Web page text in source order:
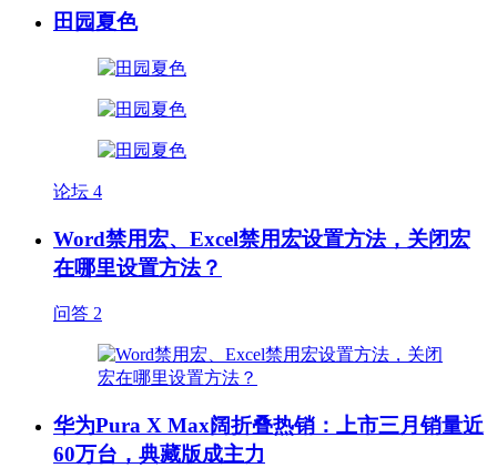
田园夏色
论坛 4
Word禁用宏、Excel禁用宏设置方法，关闭宏
在哪里设置方法？
问答 2
华为Pura X Max阔折叠热销：上市三月销量近
60万台，典藏版成主力